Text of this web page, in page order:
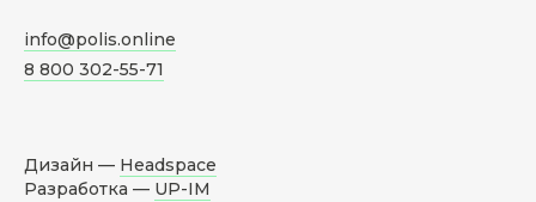
info@polis.online
8 800 302-55-71
Дизайн — Headspace
Разработка — UP-IM